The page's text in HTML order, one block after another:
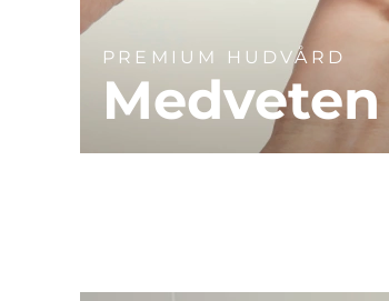
PREMIUM HUDVÅRD